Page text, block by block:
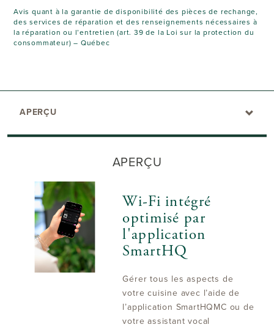
Avis quant à la garantie de disponibilité des pièces de rechange,
des services de réparation et des renseignements nécessaires à
la réparation ou l’entretien (art. 39 de la Loi sur la protection du
consommateur) – Québec
APERÇU
APERÇU
Wi-Fi intégré
optimisé par
l'application
SmartHQ
Gérer tous les aspects de
votre cuisine avec l’aide de
l’application SmartHQMC ou de
votre assistant vocal